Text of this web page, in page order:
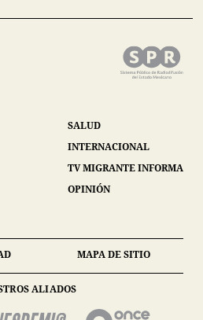
SALUD
INTERNACIONAL
TV MIGRANTE INFORMA
OPINIÓN
MAPA DE SITIO
ALIADOS